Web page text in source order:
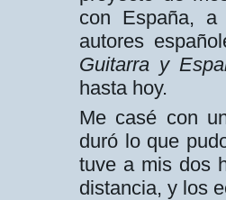
con España,
autores
Guitarra y
hasta hoy.
Me casé con
duró lo que
tuve a mis dos
distancia, y los